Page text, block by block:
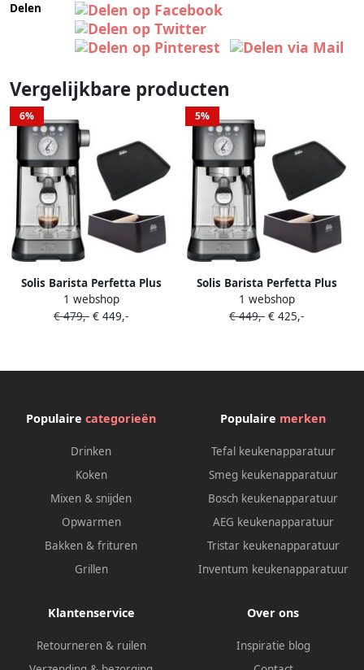
Delen
Vergelijkbare producten
6%
Solis Barista Perfetta Plus
1170 Pistonmachine
Espressomachine Inclusief
1 webshop
€ 479,- € 449,-
5%
Solis Barista Perfetta Plus
1170 Pistonmachine
Espressomachine Inclusief
1 webshop
€ 449,- € 425,-
Populaire categorieën
Drinken
Koken
Mixen & snijden
Opwarmen
Bakken & frituren
Grillen
Populaire merken
Tefal keukenapparatuur
Smeg keukenapparatuur
Bosch keukenapparatuur
AEG keukenapparatuur
Tristar keukenapparatuur
Inventum keukenapparatuur
Klantenservice
Retourneren & ruilen
Over ons
Inspiratie blog